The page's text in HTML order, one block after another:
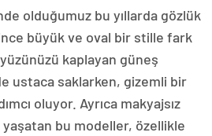
olduğumuz bu yıllarda gözlük
büyük ve oval bir stille fark
kaplayan güneş
ustaca saklarken, gizemli bir
oluyor. Ayrıca makyajsız
yaşatan bu modeller, özellikle